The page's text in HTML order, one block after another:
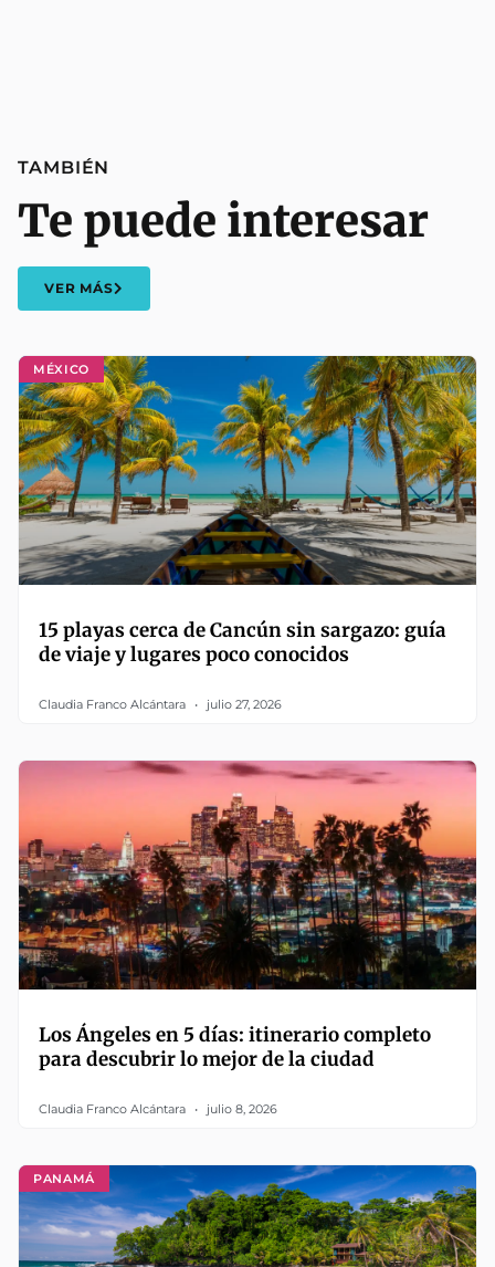
MÉXICO
15 playas cerca de Cancún sin sargazo: guía
de viaje y lugares poco conocidos
Claudia Franco Alcántara julio 27, 2026
Los Ángeles en 5 días: itinerario completo
para descubrir lo mejor de la ciudad
Claudia Franco Alcántara julio 8, 2026
PANAMÁ
TAMBIÉN
Te puede interesar
VER MÁS